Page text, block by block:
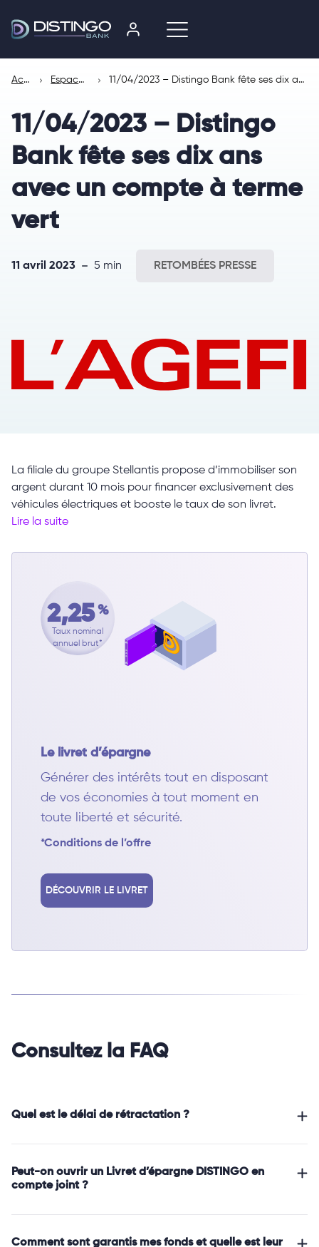
Accueil Espace presse 11/04/2023 – Distingo Bank fête ses dix ans avec un compte à terme vert
11/04/2023 – Distingo
Bank fête ses dix ans
avec un compte à terme
vert
11 avril 2023 5 min RETOMBÉES PRESSE
La filiale du groupe Stellantis propose d’immobiliser son
argent durant 10 mois pour financer exclusivement des
véhicules électriques et booste le taux de son livret.
Lire la suite
2,25 %
Taux nominal
annuel brut*
Le livret d’épargne
Générer des intérêts tout en disposant
de vos économies à tout moment en
toute liberté et sécurité.
*Conditions de l’offre
DÉCOUVRIR LE LIVRET
Consultez la FAQ
Quel est le délai de rétractation ?
Peut-on ouvrir un Livret d’épargne DISTINGO en
compte joint ?
Comment sont garantis mes fonds et quelle est leur